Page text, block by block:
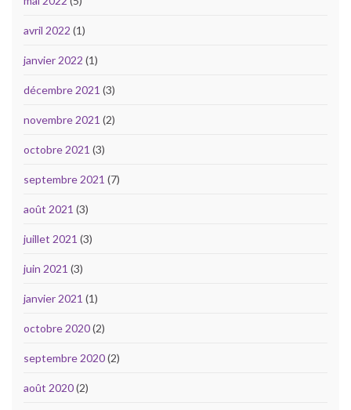
avril 2022 (1)
janvier 2022 (1)
décembre 2021 (3)
novembre 2021 (2)
octobre 2021 (3)
septembre 2021 (7)
août 2021 (3)
juillet 2021 (3)
juin 2021 (3)
janvier 2021 (1)
octobre 2020(2)
septembre 2020(2)
août 2020(2)